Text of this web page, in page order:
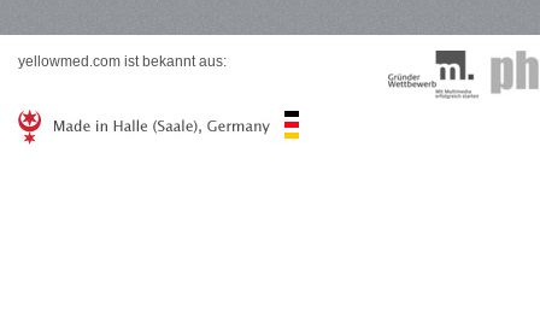
yellowmed.com ist bekannt aus: